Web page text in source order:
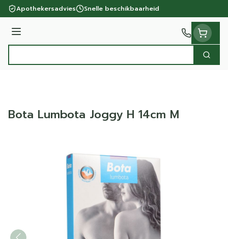
Ga naar de inhoud
Apothekersadvies Snelle beschikbaarheid
Menu
Zoek
Bota Lumbota Joggy H 14cm M